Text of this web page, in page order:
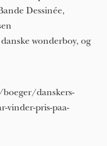
Dessinée,
wonderboy, og
danskers-
vinder-pris-paa-